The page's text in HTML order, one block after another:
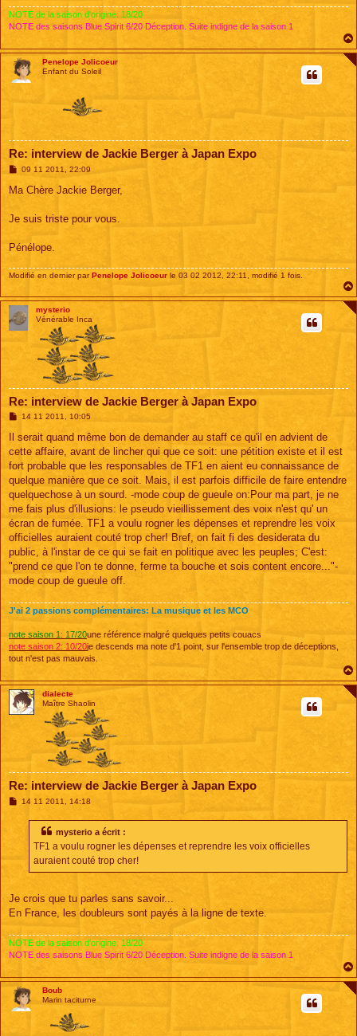
NOTE de la saison d'origine: 18/20
NOTE des saisons Blue Spirit 6/20 Déception. Suite indigne de la saison 1
Penelope Jolicoeur
Enfant du Soleil
Re: interview de Jackie Berger à Japan Expo
M
s
g
09 11 2011, 22:09
Ma Chère Jackie Berger,
Je suis triste pour vous.
Pénélope.
Modifié en dernier parPenelope Jolicoeur le 03 02 2012, 22:11, modifié 1 fois.
mysterio
Vénérable Inca
Re: interview de Jackie Berger à Japan Expo
M
s
a
g
14 11 2011, 10:05
Il serait quand même bon de demander au staff ce qu'il en advient de
cette affaire, avant de lincher qui que ce soit: une pétition existe et il est
fort probable que les responsables de TF1 en aient eu connaissance de
quelque manière que ce soit. Mais, il est parfois difficile de faire entendre
quelquechose à un sourd. -mode coup de gueule on:Pour ma part, je ne
me fais plus d'illusions: le pseudo vieillissement des voix n'est qu' un
écran de fumée. TF1 a voulu rogner les dépenses et reprendre les voix
officielles auraient couté trop cher! Bref, on fait fi des desiderata du
public, à l'instar de ce qui se fait en politique avec les peuples; C'est:
"prend ce que l'on te donne, ferme ta bouche et sois content encore..."-
mode coup de gueule off.
J'ai 2 passions complémentaires: La musique et les MCO
note saison 1: 17/20une référence malgré quelques petits couacs
note saison 2: 10/20je descends ma note d'1 point, sur l'ensemble trop de déceptions,
tout n'est pas mauvais.
dialecte
Maître Shaolin
Re: interview de Jackie Berger à Japan Expo
M14 11 2011, 14:18
mysterio a écrit :
TF1 a voulu rogner les dépenses et reprendre les voix officielles
auraient couté trop cher!
Je crois que tu parles sans savoir...
En France, les doubleurs sont payés à la ligne de texte.
NOTE de la saison d'origine: 18/20
NOTE des saisons Blue Spirit 6/20 Déception. Suite indigne de la saison 1
Boub
Marin taciturne